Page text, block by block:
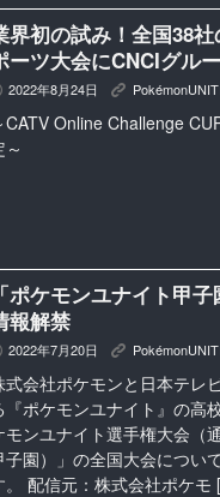
界初の試み！全国38
ーツ大会にCNCIグル
2022年8月24日 K
CATV Online Challenge
～
「ポケモンユナイト甲
報解禁
2022年7月20日 K
式会社ポケモンと日本テレ
『ポケモンユナイト』の高
モンユナイト選手権大会（
子園）」の全国大会につい
。 配信元：株式会社ポケ